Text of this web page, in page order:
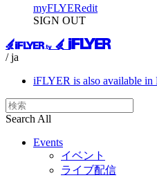
myFLYERedit
SIGN OUT
/ ja
iFLYER is also available
Search All
Events
イベント
ライブ配信